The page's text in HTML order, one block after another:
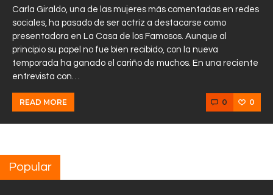
Carla Giraldo, una de las mujeres más comentadas en redes
sociales, ha pasado de ser actriz a destacarse como
presentadora en La Casa de los Famosos. Aunque al
principio su papel no fue bien recibido, con la nueva
temporada ha ganado el cariño de muchos. En una reciente
entrevista con…
READ MORE 0 0
Popular